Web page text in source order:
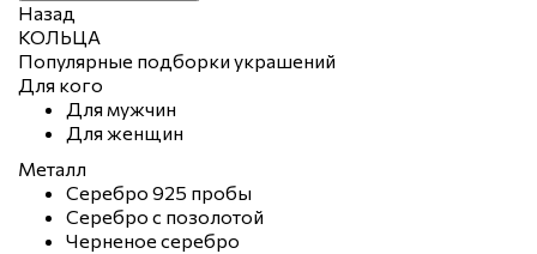
Назад
КОЛЬЦА
Популярные подборки украшений
Для кого
Для мужчин
Для женщин
Металл
Серебро 925 пробы
Серебро с позолотой
Черненое серебро